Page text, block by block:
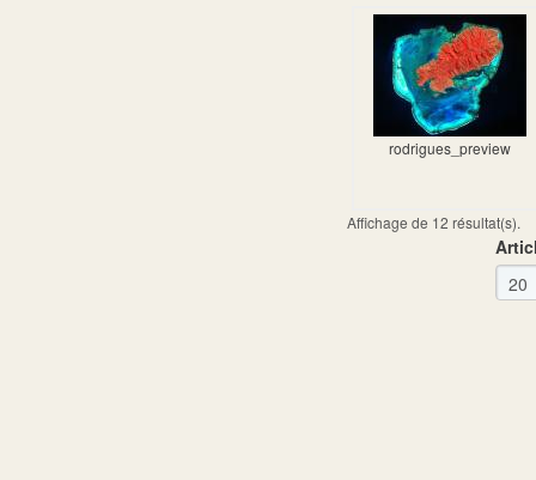
rodrigues_preview
Affichage de 12 résultat(s).